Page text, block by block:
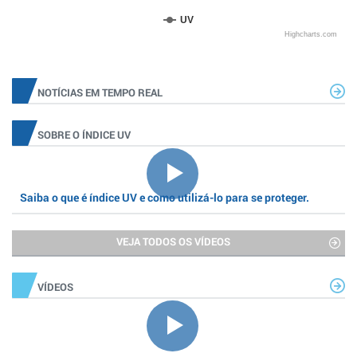
UV
Highcharts.com
NOTÍCIAS EM TEMPO REAL
SOBRE O ÍNDICE UV
Saiba o que é índice UV e como utilizá-lo para se proteger.
VEJA TODOS OS VÍDEOS
VÍDEOS